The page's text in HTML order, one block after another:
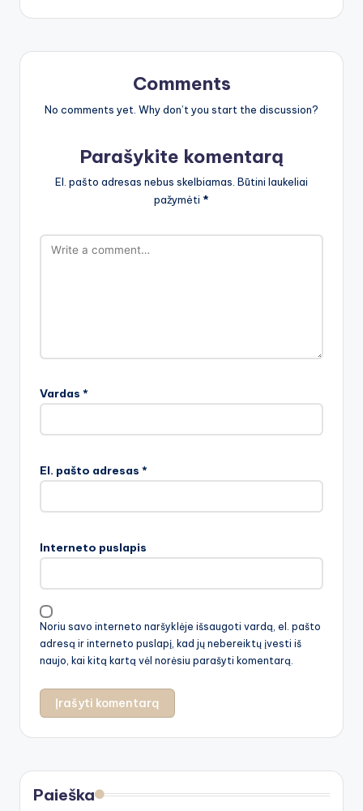
Comments
No comments yet. Why don’t you start the discussion?
Parašykite komentarą
El. pašto adresas nebus skelbiamas. Būtini laukeliai
pažymėti *
Vardas *
El. pašto adresas *
Interneto puslapis
Noriu savo interneto naršyklėje išsaugoti vardą, el. pašto
adresą ir interneto puslapį, kad jų nebereiktų įvesti iš
naujo, kai kitą kartą vėl norėsiu parašyti komentarą.
Paieška